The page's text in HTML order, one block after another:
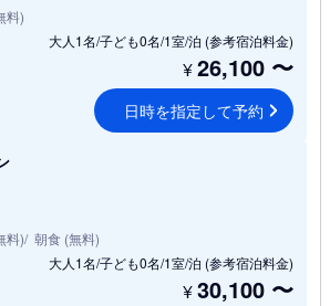
料)
大人1名/子ども0名/1室/泊 (参考宿泊料金)
¥26,100 〜
日時を指定して予約
料) 朝食 (無料)
大人1名/子ども0名/1室/泊 (参考宿泊料金)
¥30,100 〜